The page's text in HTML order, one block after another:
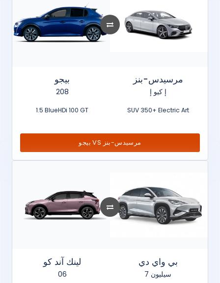
بيجو
208
1.5 BlueHDi 100 GT
مرسيدس-بنز
إ كيو إ
SUV 350+ Electric Art
بيجو VS مرسيدس-بنز
لينك آند كو
06
بي واي دي
سيليون 7